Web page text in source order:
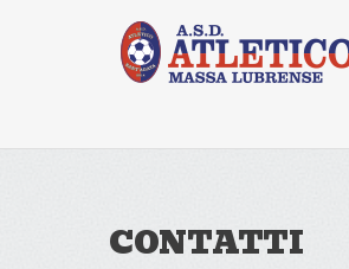
CONTATTI